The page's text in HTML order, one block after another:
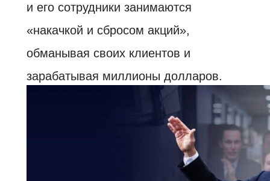
и его сотрудники занимаются
«накачкой и сбросом акций»,
обманывая своих клиентов и
зарабатывая миллионы долларов.